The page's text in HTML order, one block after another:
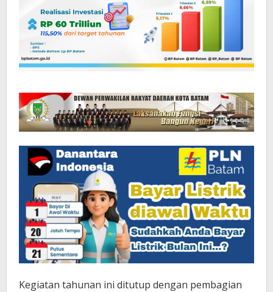
Kegiatan tahunan ini ditutup dengan pembagian